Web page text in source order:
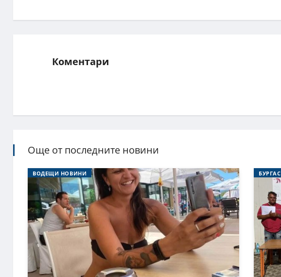
Коментари
Още от последните новини
ВОДЕЩИ НОВИНИ БУРГАС